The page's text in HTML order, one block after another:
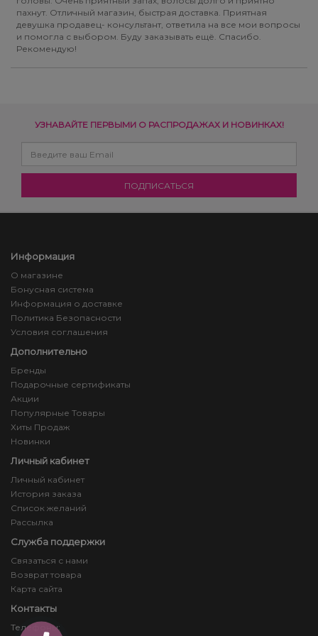
пахнут. Отличный магазин, быстрая доставка. Приятная
девушка продавец- консультант, ответила на все мои вопросы
и помогла с выбором. Буду заказывать ещё. Спасибо.
Рекомендую!
УЗНАВАЙТЕ ПЕРВЫМИ О РАСПРОДАЖАХ И НОВИНКАХ!
Информация
О магазине
Бонусная система
Информация о доставке
Политика Безопасности
Условия соглашения
Дополнительно
Бренды
Подарочные сертификаты
Акции
Популярные Товары
Хиты Продаж
Новинки
Личный кабинет
Личный кабинет
История заказа
Список желаний
Рассылка
Служба поддержки
Связаться с нами
Возврат товара
Карта сайта
Контакты
Телефоны: